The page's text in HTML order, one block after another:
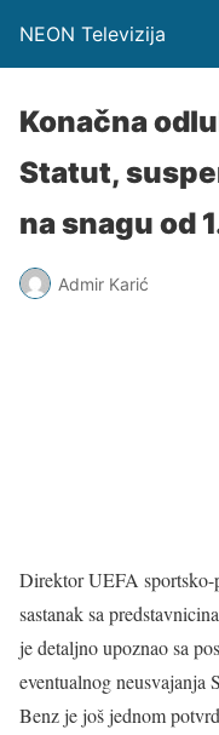
NEON Televizija
Konačna
Statut,
na snagu od
Admir Karić
Direktor UEFA sportsko-
sastanak sa
je detaljno upoznao sa
eventualnog neusvajanja
Benz je još jednom